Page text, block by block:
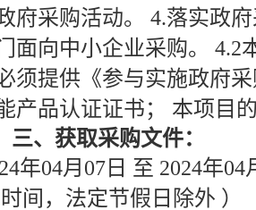
府采购活动。 4.落实政
面向中小企业采购。
须提供《参与实施政府
产品认证证书； 本项目
三、获取采购文件：
年04月07日 至 2024年
间，法定节假日除外